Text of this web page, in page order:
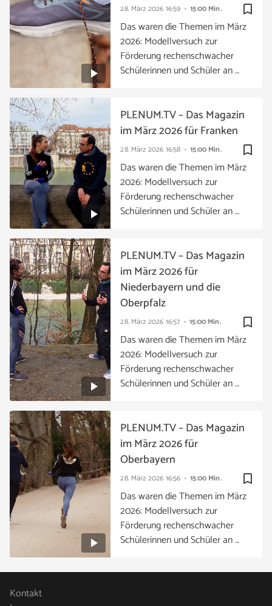
bookmark_border
28. März 2026 16:59 15:00 Min.
Das waren die Themen im März
2026: Modellversuch zur
Förderung rechenschwacher
Schülerinnen und Schüler an …
bookmark_border
28. März 2026 16:58 15:00 Min.
PLENUM.TV – Das Magazin
im März 2026 für Franken
Das waren die Themen im März
2026: Modellversuch zur
Förderung rechenschwacher
Schülerinnen und Schüler an …
bookmark_border
28. März 2026 16:57 15:00 Min.
PLENUM.TV – Das Magazin
im März 2026 für
Niederbayern und die
Oberpfalz
Das waren die Themen im März
2026: Modellversuch zur
Förderung rechenschwacher
Schülerinnen und Schüler an …
bookmark_border
28. März 2026 16:56 15:00 Min.
PLENUM.TV – Das Magazin
im März 2026 für
Oberbayern
Das waren die Themen im März
2026: Modellversuch zur
Förderung rechenschwacher
Schülerinnen und Schüler an …
Kontakt